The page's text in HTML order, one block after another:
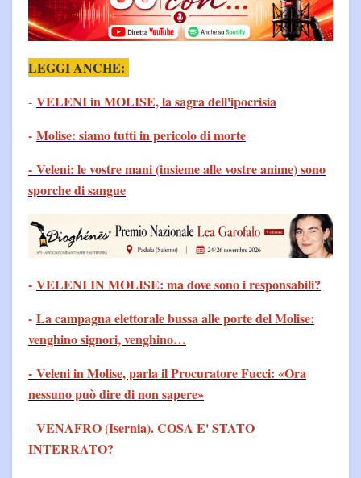
LEGGI ANCHE:
- VELENI in MOLISE, la sagra dell'ipocrisia
- Molise: siamo tutti in pericolo di morte
- Veleni: le vostre mani (insieme alle vostre anime) sono
sporche di sangue
- VELENI IN MOLISE: ma dove sono i responsabili?
- La campagna elettorale bussa alle porte del Molise:
venghino signori, venghino…
- Veleni in Molise, parla il Procuratore Fucci: «Ora
nessuno può dire di non sapere»
- VENAFRO (Isernia). COSA E' STATO
INTERRATO?